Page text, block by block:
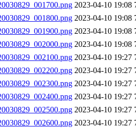
2023-04-10 19:08
2023-04-10 19:08
2023-04-10 19:08
2023-04-10 19:08
2023-04-10 19:27
2023-04-10 19:27
2023-04-10 19:27
2023-04-10 19:27
2023-04-10 19:27
2023-04-10 19:27